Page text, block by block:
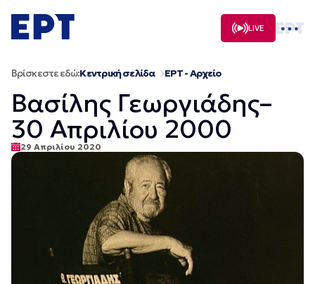
σε
περιεχόμενο
LIVE
Βρίσκεστε εδώ:Κεντρική σελίδα ΕΡΤ - Αρχείο
Βασίλης Γεωργιάδης–
30 Απριλίου 2000
29 Απριλίου 2020